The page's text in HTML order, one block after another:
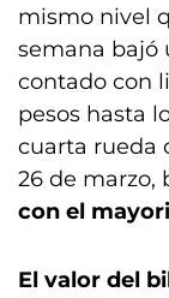
mismo nivel
semana bajó
contado con
pesos hasta
cuarta rueda
26 de marzo,
con el
El valor del